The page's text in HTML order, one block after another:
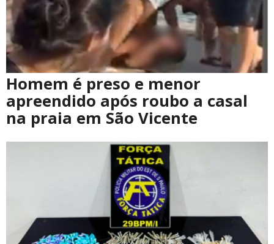
Homem é preso e menor
apreendido após roubo a casal
na praia em São Vicente